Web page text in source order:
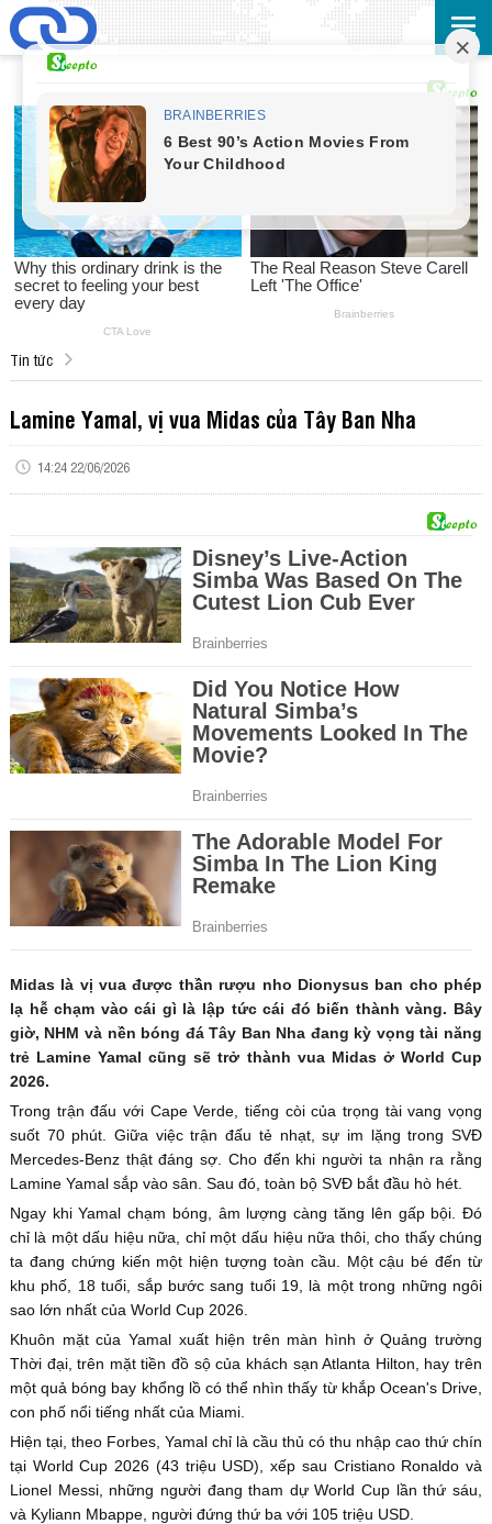
Tin tức
Lamine Yamal, vị vua Midas của Tây Ban Nha
14:24 22/06/2026
Midas là vị vua được thần rượu nho Dionysus ban cho phép
lạ hễ chạm vào cái gì là lập tức cái đó biến thành vàng. Bây
giờ, NHM và nền bóng đá Tây Ban Nha đang kỳ vọng tài năng
trẻ Lamine Yamal cũng sẽ trở thành vua Midas ở World Cup
2026.
Trong trận đấu với Cape Verde, tiếng còi của trọng tài vang vọng
suốt 70 phút. Giữa việc trận đấu tẻ nhạt, sự im lặng trong SVĐ
Mercedes-Benz thật đáng sợ. Cho đến khi người ta nhận ra rằng
Lamine Yamal sắp vào sân. Sau đó, toàn bộ SVĐ bắt đầu hò hét.
Ngay khi Yamal chạm bóng, âm lượng càng tăng lên gấp bội. Đó
chỉ là một dấu hiệu nữa, chỉ một dấu hiệu nữa thôi, cho thấy chúng
ta đang chứng kiến một hiện tượng toàn cầu. Một cậu bé đến từ
khu phố, 18 tuổi, sắp bước sang tuổi 19, là một trong những ngôi
sao lớn nhất của World Cup 2026.
Khuôn mặt của Yamal xuất hiện trên màn hình ở Quảng trường
Thời đại, trên mặt tiền đồ sộ của khách sạn Atlanta Hilton, hay trên
một quả bóng bay khổng lồ có thể nhìn thấy từ khắp Ocean's Drive,
con phố nổi tiếng nhất của Miami.
Hiện tại, theo Forbes, Yamal chỉ là cầu thủ có thu nhập cao thứ chín
tại World Cup 2026 (43 triệu USD), xếp sau Cristiano Ronaldo và
Lionel Messi, những người đang tham dự World Cup lần thứ sáu,
và Kyliann Mbappe, người đứng thứ ba với 105 triệu USD.